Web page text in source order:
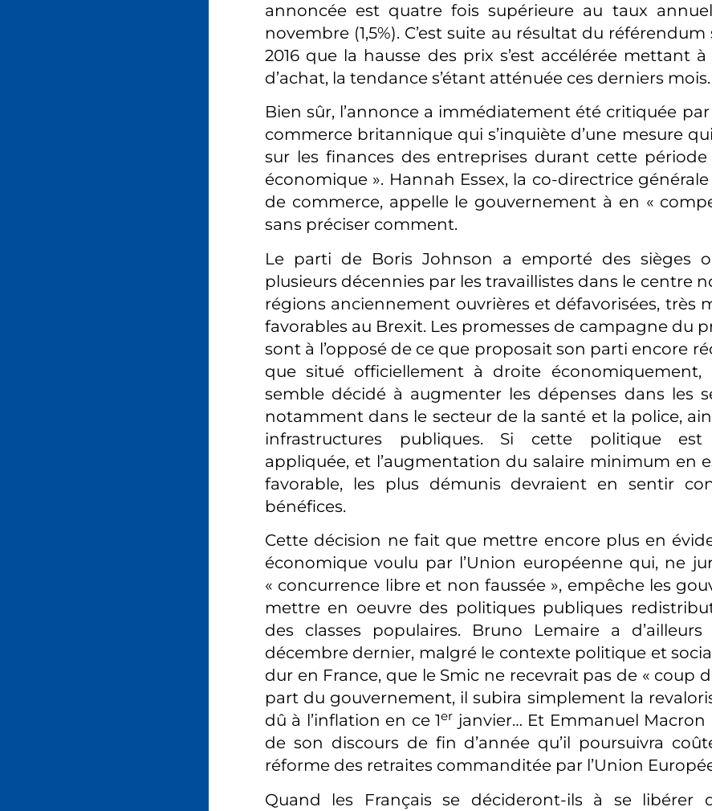
annoncée est quatre fois supérieure au taux
novembre (1,5%). C’est suite au résultat du
2016 que la hausse des prix s’est accélérée mettant
d’achat, la tendance s’étant atténuée ces derniers mois.
Bien sûr, l’annonce a immédiatement été critiquée
commerce britannique qui s’inquiète d’une mesure
sur les finances des entreprises durant cette période
économique ». Hannah Essex, la co-directrice
de commerce, appelle le gouvernement à en «
sans préciser comment.
Le parti de Boris Johnson a emporté des sièges
plusieurs décennies par les travaillistes dans le centre
régions anciennement ouvrières et défavorisées, très
favorables au Brexit. Les promesses de campagne du
sont à l’opposé de ce que proposait son parti encore
que situé officiellement à droite économiquement,
semble décidé à augmenter les dépenses dans les
notamment dans le secteur de la santé et la police,
infrastructures publiques. Si cette politique est
appliquée, et l’augmentation du salaire minimum en
favorable, les plus démunis devraient en sentir
bénéfices.
Cette décision ne fait que mettre encore plus en
économique voulu par l’Union européenne qui, ne
« concurrence libre et non faussée », empêche les
mettre en oeuvre des politiques publiques
des classes populaires. Bruno Lemaire a
décembre dernier, malgré le contexte politique et
dur en France, que le Smic ne recevrait pas de « coup
part du gouvernement, il subira simplement la
dû à l’inflation en ce 1er janvier… Et Emmanuel Macron
de son discours de fin d’année qu’il poursuivra
réforme des retraites commanditée par l’Union
Quand les Français se décideront-ils à se libérer